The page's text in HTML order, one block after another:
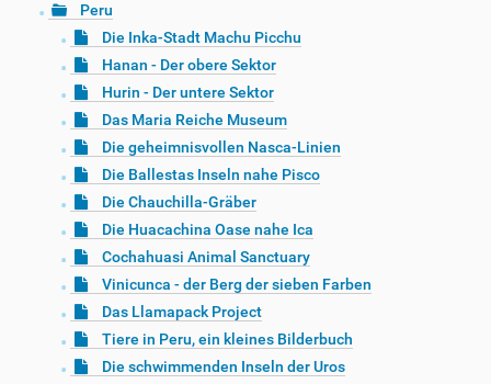
Peru
Die Inka-Stadt Machu Picchu
Hanan - Der obere Sektor
Hurin - Der untere Sektor
Das Maria Reiche Museum
Die geheimnisvollen Nasca-Linien
Die Ballestas Inseln nahe Pisco
Die Chauchilla-Gräber
Die Huacachina Oase nahe Ica
Cochahuasi Animal Sanctuary
Vinicunca - der Berg der sieben Farben
Das Llamapack Project
Tiere in Peru, ein kleines Bilderbuch
Die schwimmenden Inseln der Uros